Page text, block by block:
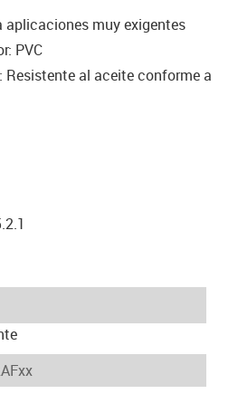
aplicaciones muy exigentes
PVC
Resistente al aceite conforme a